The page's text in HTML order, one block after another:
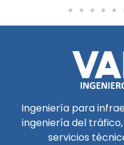
Ingeniería para
ingeniería del
servicios